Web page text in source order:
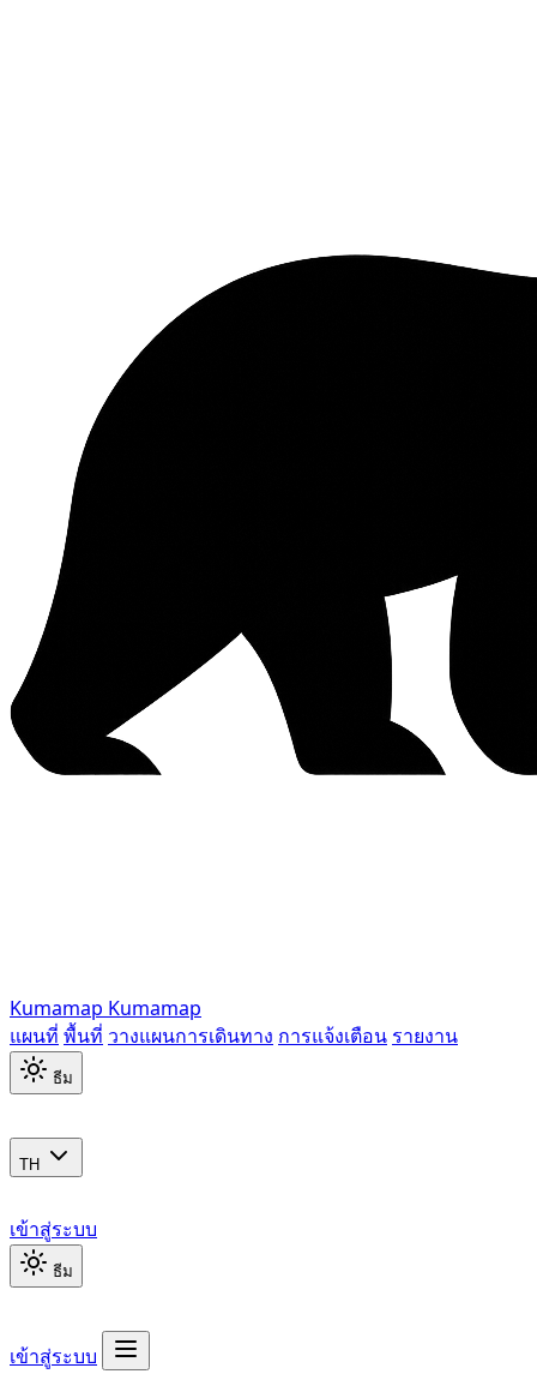
Kumamap Kumamap
แผนที่ พื้นที่ วางแผนการเดินทาง การแจ้งเตือน รายงาน
ธีม
TH
เข้าสู่ระบบ
ธีม
เข้าสู่ระบบ